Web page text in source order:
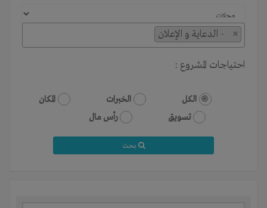
× - الدعاية و الإعلان
احتياجات المشروع :
الكل الخبرات
المكان
تسويق
رأس مال